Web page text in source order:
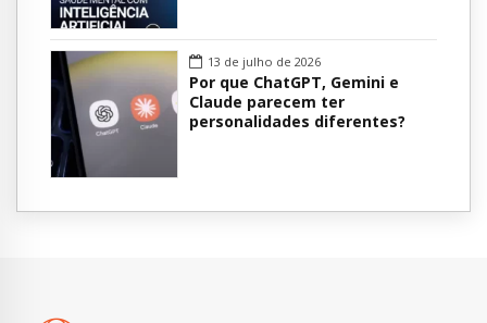
13 de julho de 2026
Por que ChatGPT, Gemini e
Claude parecem ter
personalidades diferentes?